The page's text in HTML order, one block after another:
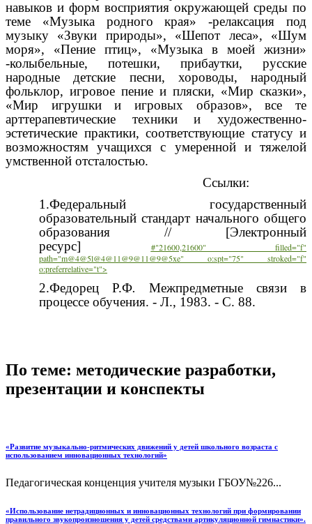
навыков и форм восприятия окружающей среды по
теме «Музыка родного края» -релаксация под
музыку «Звуки природы», «Шепот леса», «Шум
моря», «Пение птиц», «Музыка в моей жизни»
-колыбельные, потешки, прибаутки, русские
народные детские песни, хороводы, народный
фольклор, игровое пение и пляски, «Мир сказки»,
«Мир игрушки и игровых образов», все те
арттерапевтические техники и художественно-
эстетические практики, соответствующие статусу и
возможностям учащихся с умеренной и тяжелой
умственной отсталостью.
Ссылки:
1.Федеральный государственный
образовательный стандарт начального общего
образования // [Электронный
ресурс]
#"21600,21600" filled="f"
path="m@4@5l@4@11@9@11@9@5xe" o:spt="75" stroked="f"
o:preferrelative="t">
2.Федорец Р.Ф. Межпредметные связи в
процессе обучения. - Л., 1983. - С. 88.
По теме: методические разработки,
презентации и конспекты
«Развитие музыкально-ритмических движений у детей школьного возраста с
использованием инновационных технологий»
Педагогическая конценция учителя музыки ГБОУ№226...
«Использование нетрадиционных и инновационных технологий при формировании
правильного звукопроизношения у детей средствами артикуляционной гимнастики».